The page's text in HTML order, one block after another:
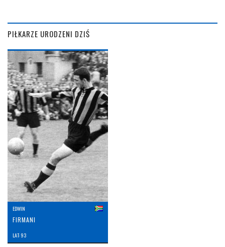
PIŁKARZE URODZENI DZIŚ
EDWIN
FIRMANI
LAT: 93